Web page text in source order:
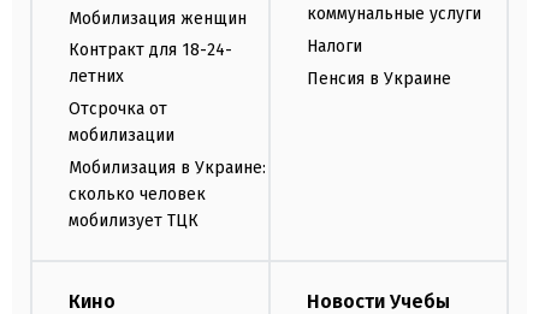
Мобилизация женщин
Контракт для 18-24-
летних
Отсрочка от
мобилизации
Мобилизация в Украине:
сколько человек
мобилизует ТЦК
коммунальные услуги
Налоги
Пенсия в Украине
Кино Новости Учебы